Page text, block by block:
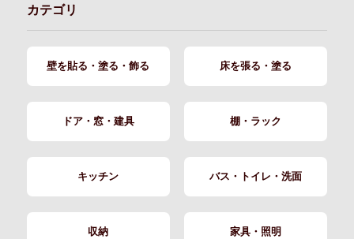
カテゴリ
壁を貼る・塗る・飾る 床を張る・塗る
ドア・窓・建具 棚・ラック
キッチン バス・トイレ・洗面
収納 家具・照明